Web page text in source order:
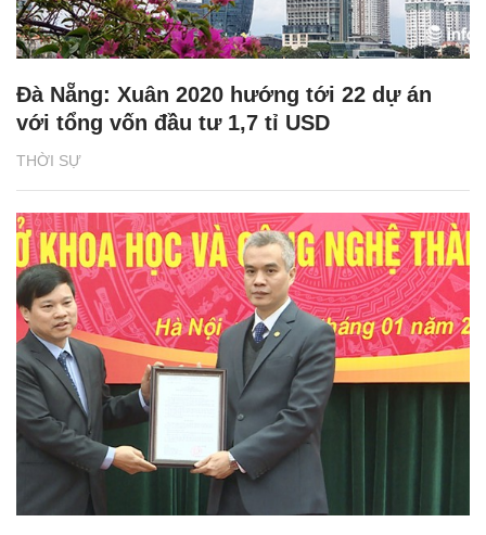
THỜI SỰ
Đà Nẵng: Xuân 2020 hướng tới 22 dự án
với tổng vốn đầu tư 1,7 tỉ USD